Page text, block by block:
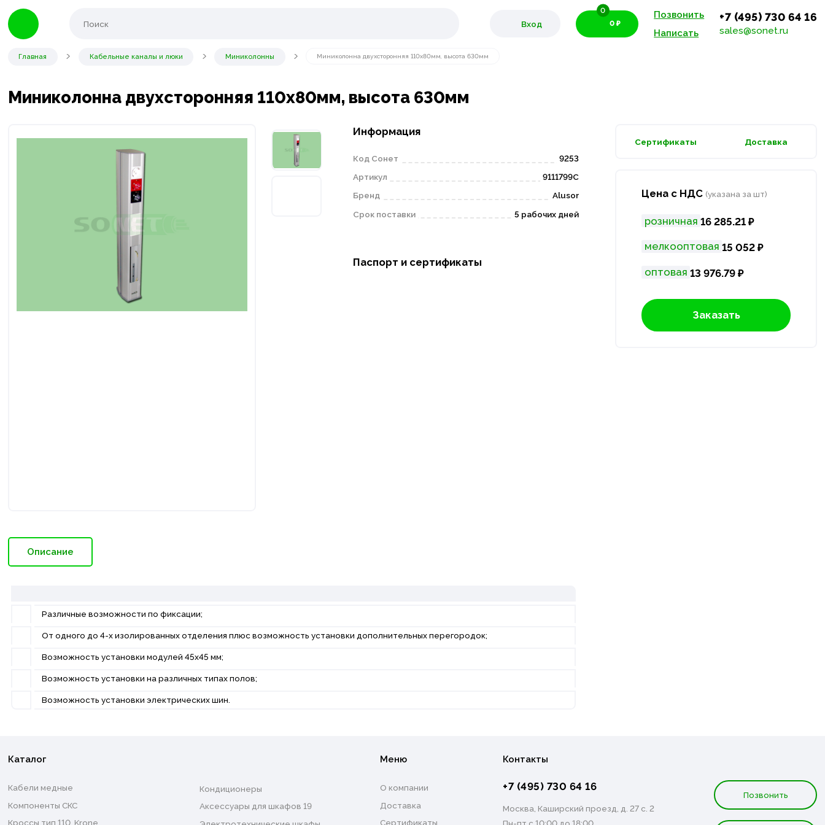
Вход 0 ₽
0
Позвонить
Написать
+7 (495) 730 64 16
sales@sonet.ru
Главная Кабельные каналы и люки Миниколонны Миниколонна двухсторонняя 110х80мм, высота 630мм
Миниколонна двухсторонняя 110х80мм, высота 630мм
Информация
Код Сонет
9253
Артикул
9111799C
Бренд
Alusor
Срок поставки
5 рабочих дней
Паспорт и сертификаты
Описание
Различные возможности по фиксации;
От одного до 4-х изолированных отделения плюс возможность установки дополнительных перегородок;
Возможность установки модулей 45х45 мм;
Возможность установки на различных типах полов;
Возможность установки электрических шин.
Сертификаты Доставка
Цена с НДС (указана за шт)
розничная 16 285.21 ₽
мелкооптовая 15 052 ₽
оптовая 13 976.79 ₽
Заказать
Каталог
Кабели медные
Компоненты СКС
Кроссы тип 110, Krone
Кондиционеры
Аксессуары для шкафов 19
Меню
О компании
Доставка
Сертификаты
Контакты
+7 (495) 730 64 16
Москва, Каширский проезд, д. 27 с. 2
Позвонить